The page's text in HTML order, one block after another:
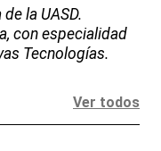
la UASD.
con especialidad
Tecnologías.
Ver todos